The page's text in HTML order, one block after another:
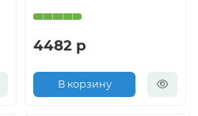
4482 р
В корзину